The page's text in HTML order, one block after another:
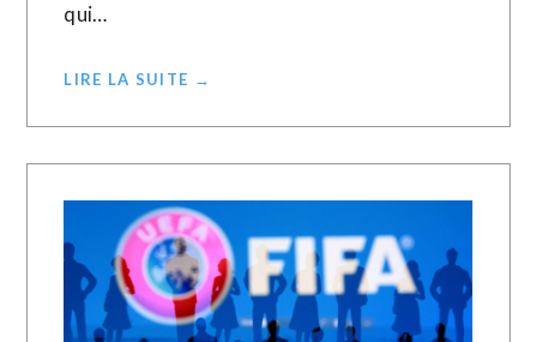
qui…
LIRE LA SUITE →